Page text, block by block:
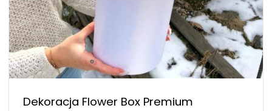
Dekoracja Flower Box Premium